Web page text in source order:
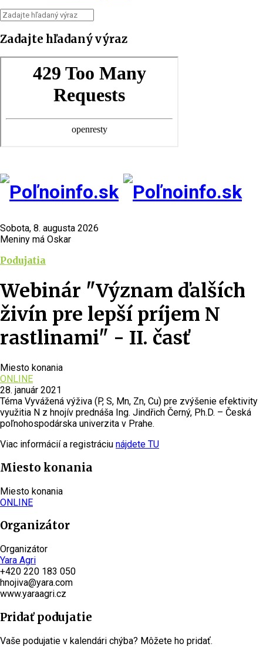
Zadajte hľadaný výraz
Sobota, 8. augusta 2026
Meniny má Oskar
Podujatia
Webinár "Význam ďalších
živín pre lepší príjem N
rastlinami" - II. časť
Miesto konania
ONLINE
28. január 2021
Téma Vyvážená výživa (P, S, Mn, Zn, Cu) pre zvýšenie efektivity
využitia N z hnojív prednáša Ing. Jindřich Černý, Ph.D. – Česká
poľnohospodárska univerzita v Prahe.
Viac informácií a registráciu nájdete TU
Miesto konania
Miesto konania
ONLINE
Organizátor
Organizátor
Yara Agri
+420 220 183 050
hnojiva@yara.com
www.yaraagri.cz
Pridať podujatie
Vaše podujatie v kalendári chýba? Môžete ho pridať.